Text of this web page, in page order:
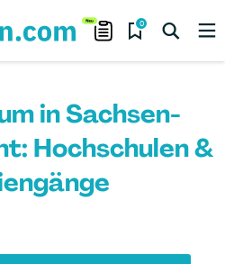
0
in Sachsen-
Hochschulen &